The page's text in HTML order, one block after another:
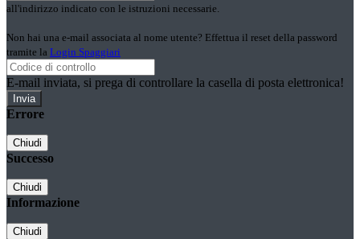
all'indirizzo indicato con le istruzioni necessarie.
Non hai una e-mail associata al nome utente? Effettua il reset della password
tramite la Login Spaggiari
E-mail inviata, si prega di controllare la casella di posta elettronica!
Errore
Chiudi
Successo
Chiudi
Informazione
Chiudi